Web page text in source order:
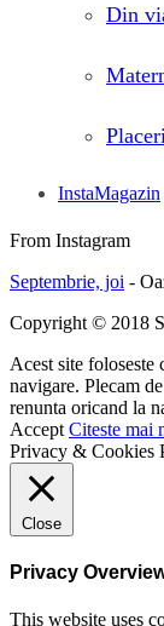
Din
InstaMagazin
From Instagram
Septembrie, joi -
Copyright © 2018
Acest site foloseste
navigare. Plecam
renunta oricand la
Accept Citeste mai
Privacy & Cookies
Close
Privacy
This website uses